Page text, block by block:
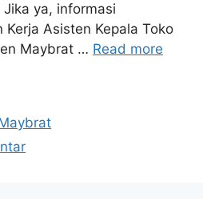
ya, informasi
Asisten Kepala Toko
Maybrat … Read more